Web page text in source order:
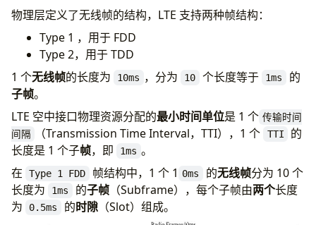
物理层定义了无线帧的结构，LTE 支持两种帧结构：
Type 1 ，用于 FDD
Type 2，用于 TDD
1 个无线帧的长度为 10ms ，分为 10 个长度等于 1ms
的
子帧。
LTE 空中接口物理资源分配的最小时间单位是 1 个 传输时间
间隔
（Transmission Time Interval，TTI），1 个 TTI
的
长度是 1 个子帧，即 1ms 。
在
Type 1 FDD 帧结构中，1 个 1 0ms 的无线帧分为 10 个
长度为
1ms 的子帧（Subframe），每个子帧由两个长度
为
0.5ms 的时隙（Slot）组成。